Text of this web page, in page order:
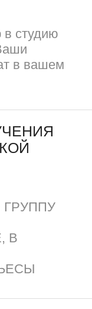
студию
в вашем
В